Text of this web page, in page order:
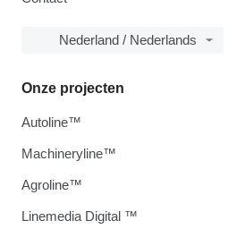
Nederland / Nederlands
Onze projecten
Autoline™
Machineryline™
Agroline™
Linemedia Digital ™